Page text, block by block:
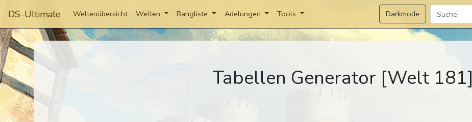
DS-Ultimate Weltenübersicht Welten Rangliste Adelungen Tools Darkmode
Tabellen Generator [Welt 181]